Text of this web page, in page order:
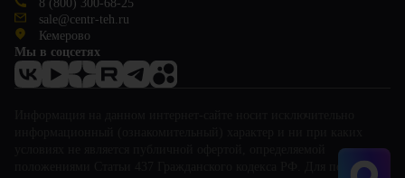
8 (800) 300-68-25
sale@centr-teh.ru
Кемерово
Мы в соцсетях
положениями Статьи 437 Гражданского кодекса РФ. Для получения